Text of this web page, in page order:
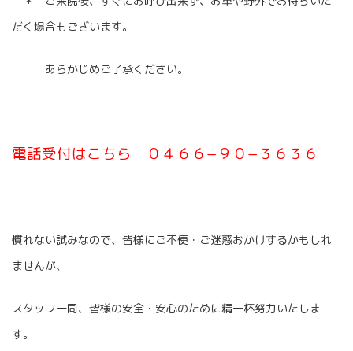
だく場合もございます。
あらかじめご了承ください。
電話受付はこちら ０４６６−９０−３６３６
慣れない試みなので、皆様にご不便・ご迷惑おかけするかもしれ
ませんが、
スタッフ一同、皆様の安全・安心のために精一杯努力いたしま
す。